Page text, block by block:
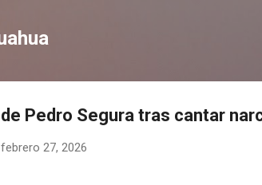
Pedro Segura tras cantar
febrero 27, 2026